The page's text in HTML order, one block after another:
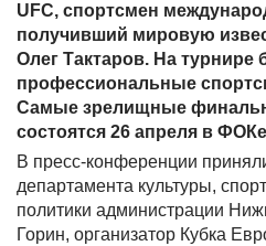
UFC, спортсмен
получивший мировую
Олег Тактаров. На турнире
профессиональные
Самые зрелищные
состоятся 26 апреля в
В пресс-конференции
департамента культуры,
политики администрации
Горин, организатор Кубка